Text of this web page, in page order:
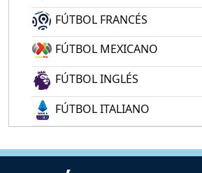
FÚTBOL FRANCÉS
FÚTBOL MEXICANO
FÚTBOL INGLÉS
FÚTBOL ITALIANO